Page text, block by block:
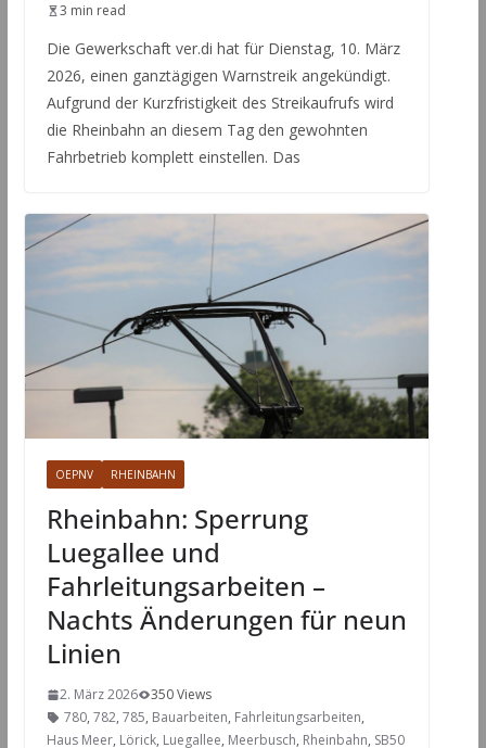
3 min read
Die Gewerkschaft ver.di hat für Dienstag, 10. März
2026, einen ganztägigen Warnstreik angekündigt.
Aufgrund der Kurzfristigkeit des Streikaufrufs wird
die Rheinbahn an diesem Tag den gewohnten
Fahrbetrieb komplett einstellen. Das
OEPNV RHEINBAHN
Rheinbahn: Sperrung
Luegallee und
Fahrleitungsarbeiten –
Nachts Änderungen für neun
Linien
2. März 2026
350 Views
780, 782, 785, Bauarbeiten, Fahrleitungsarbeiten,
Haus Meer, Lörick, Luegallee, Meerbusch, Rheinbahn, SB50